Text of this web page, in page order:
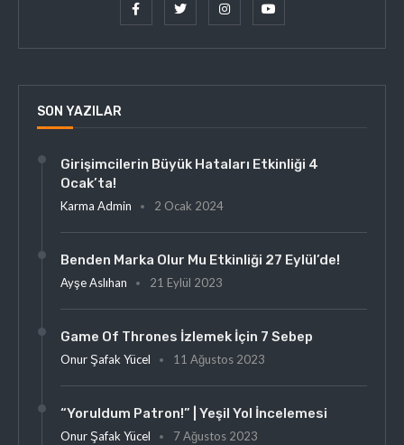
SON YAZILAR
Girişimcilerin Büyük Hataları Etkinliği 4
Ocak’ta!
Karma Admin 2 Ocak 2024
Benden Marka Olur Mu Etkinliği 27 Eylül’de!
Ayşe Aslıhan 21 Eylül 2023
Game Of Thrones İzlemek İçin 7 Sebep
Onur Şafak Yücel 11 Ağustos 2023
“Yoruldum Patron!” | Yeşil Yol İncelemesi
Onur Şafak Yücel 7 Ağustos 2023